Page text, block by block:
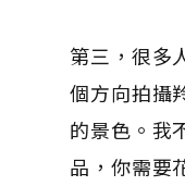
第三，很多
個方向拍攝
的景色。我
品，你需要